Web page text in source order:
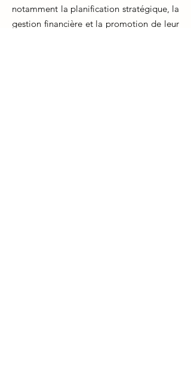
notamment la planification stratégique, la
gestion financière et la promotion de leur